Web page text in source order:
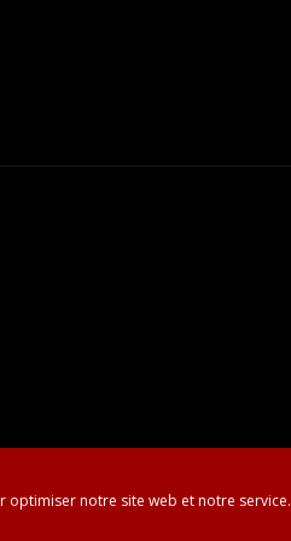
optimiser notre site web et notre service.